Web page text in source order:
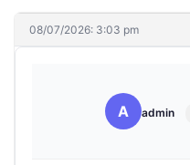
08/07/2026: 3:03 pm
A admin